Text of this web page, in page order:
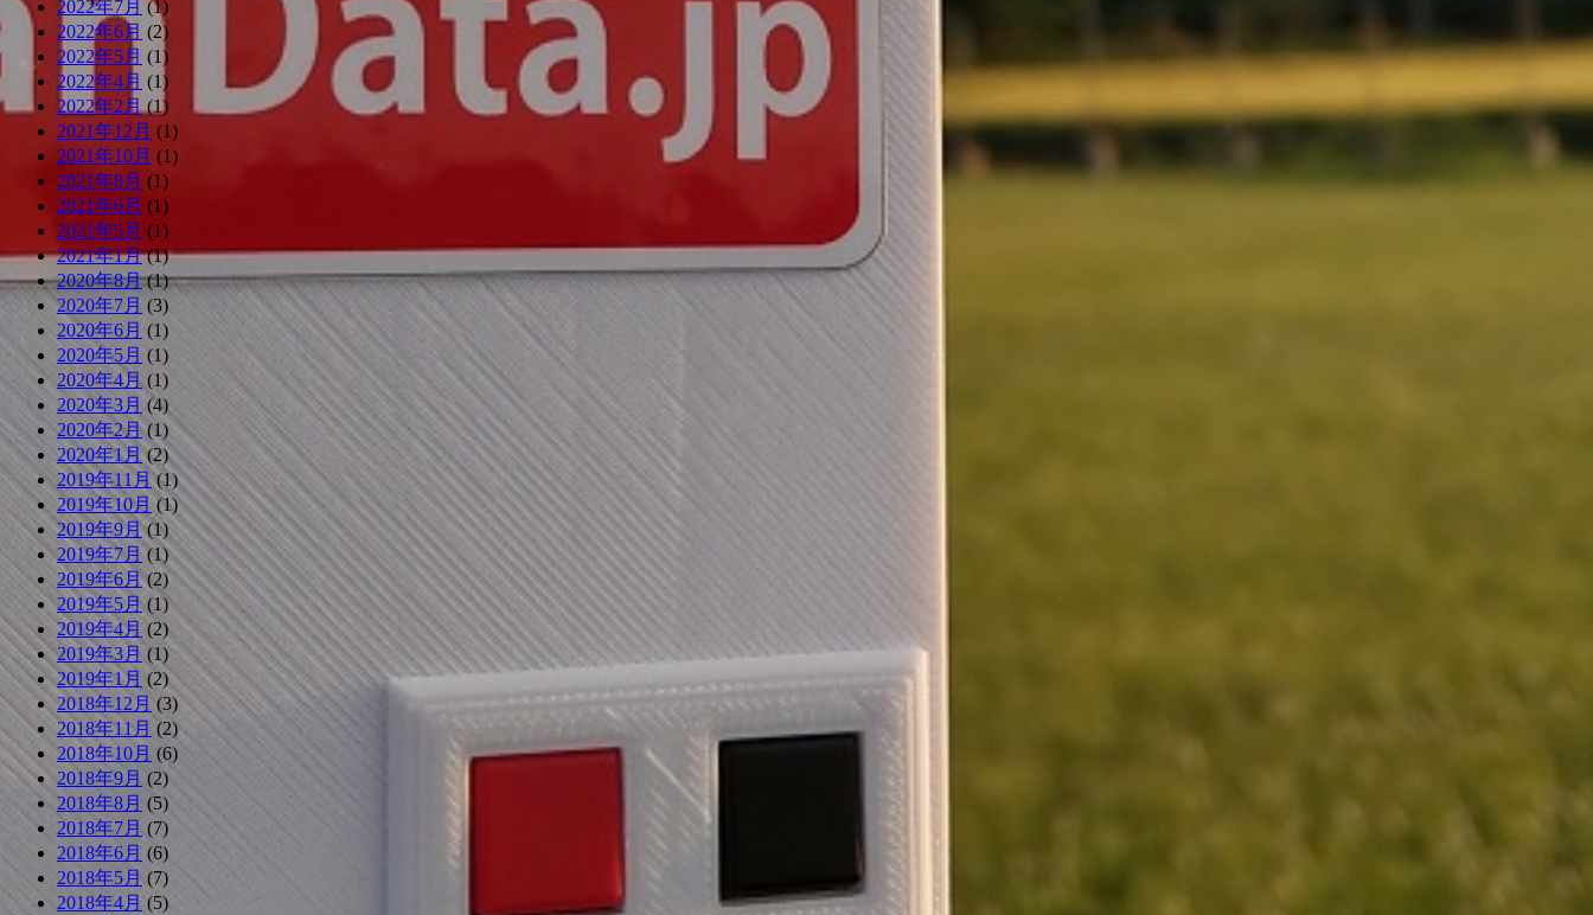
2022年7月 (1)
2022年6月 (2)
2022年5月 (1)
2022年4月 (1)
2022年2月(1)
2021年12月 (1)
2021年10月 (1)
2021年8月 (1)
2021年6月 (1)
2021年5月 (1)
2021年1月(1)
2020年8月(1)
2020年7月 (3)
2020年6月 (1)
2020年5月 (1)
2020年4月 (1)
2020年3月 (4)
2020年2月 (1)
2020年1月(2)
2019年11月 (1)
2019年10月 (1)
2019年9月(1)
2019年7月 (1)
2019年6月(2)
2019年5月(1)
2019年4月 (2)
2019年3月 (1)
2019年1月 (2)
2018年12月 (3)
2018年11月 (2)
2018年10月 (6)
2018年9月 (2)
2018年8月 (5)
2018年7月 (7)
2018年6月 (6)
2018年5月 (7)
2018年4月 (5)